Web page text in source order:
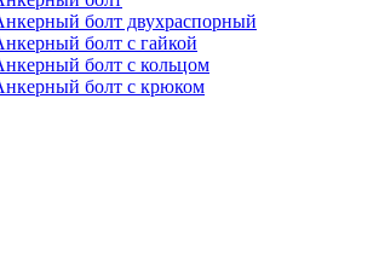
болт двухраспорный
болт с гайкой
болт с кольцом
болт с крюком